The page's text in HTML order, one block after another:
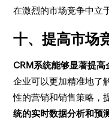
在激烈的市场竞争中立
十、提高市场
CRM系统能够显著提
企业可以更加精准地了
性的营销和销售策略，
统的实时数据分析和预